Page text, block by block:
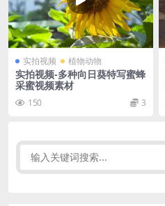
实拍视频 植物动物
实拍视频-多种向日葵特写蜜蜂
采蜜视频素材
150 3